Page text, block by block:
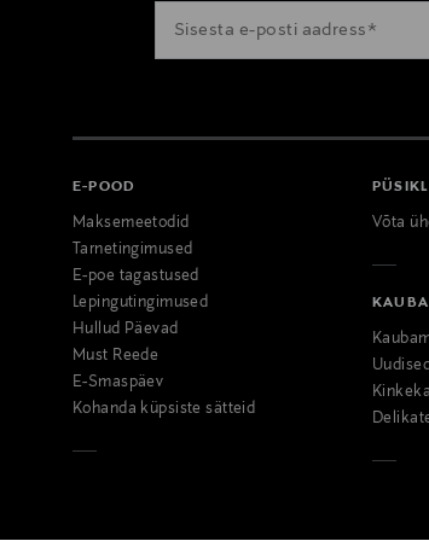
E-POOD
Maksemeetodid
Tarnetingimused
E-poe tagastused
Lepingutingimused
Hullud Päevad
Must Reede
E-Smaspäev
Kohanda küpsiste sätteid
Võta